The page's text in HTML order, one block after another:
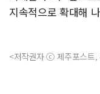
지속적으로 확대해
<저작권자 ⓒ 제주포스트,